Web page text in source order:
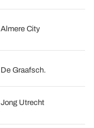
Almere City
De Graafsch.
Jong Utrecht